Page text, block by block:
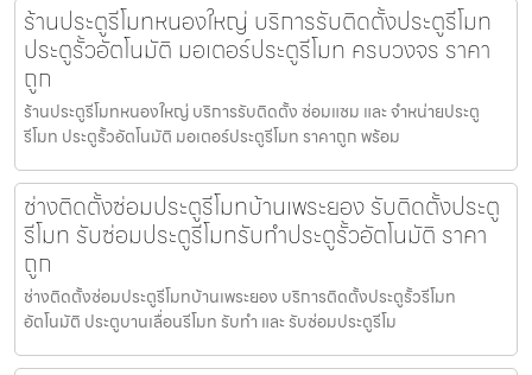
ร้านประตูรีโมทหนองใหญ่ บริการรับติดตั้งประตูรีโมท
ประตูรั้วอัตโนมัติ มอเตอร์ประตูรีโมท ครบวงจร ราคา
ถูก
ร้านประตูรีโมทหนองใหญ่ บริการรับติดตั้ง ซ่อมแซม และ จำหน่ายประตู
รีโมท ประตูรั้วอัตโนมัติ มอเตอร์ประตูรีโมท ราคาถูก พร้อม
ช่างติดตั้งซ่อมประตูรีโมทบ้านเพระยอง รับติดตั้งประตู
รีโมท รับซ่อมประตูรีโมทรับทำประตูรั้วอัตโนมัติ ราคา
ถูก
ช่างติดตั้งซ่อมประตูรีโมทบ้านเพระยอง บริการติดตั้งประตูรั้วรีโมท
อัตโนมัติ ประตูบานเลื่อนรีโมท รับทำ และ รับซ่อมประตูรีโม